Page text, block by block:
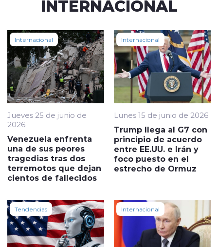
INTERNACIONAL
Internacional
Jueves 25 de junio de
2026
Venezuela enfrenta
una de sus peores
tragedias tras dos
terremotos que dejan
cientos de fallecidos
Internacional
Lunes 15 de junio de 2026
Trump llega al G7 con
principio de acuerdo
entre EE.UU. e Irán y
foco puesto en el
estrecho de Ormuz
Tendencias Internacional